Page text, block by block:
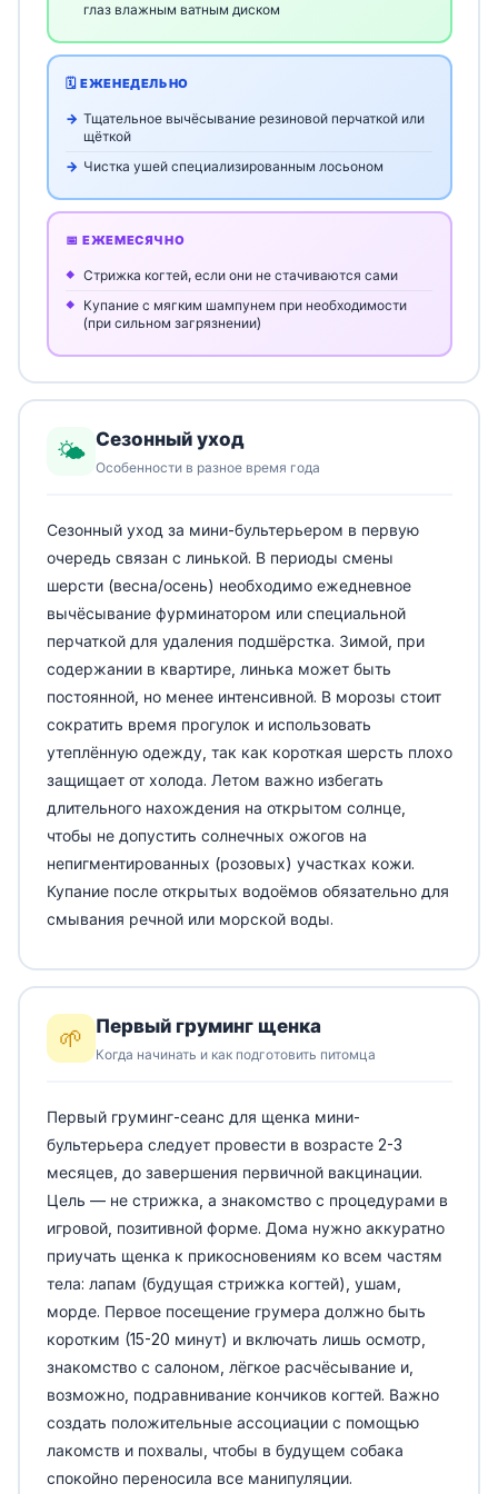
глаз влажным ватным диском
🗓️ ЕЖЕНЕДЕЛЬНО
Тщательное вычёсывание резиновой перчаткой или
щёткой
Чистка ушей специализированным лосьоном
📅 ЕЖЕМЕСЯЧНО
Стрижка когтей, если они не стачиваются сами
Купание с мягким шампунем при необходимости
(при сильном загрязнении)
🌤️ Сезонный уход
Особенности в разное время года
Сезонный уход за мини-бультерьером в первую
очередь связан с линькой. В периоды смены
шерсти (весна/осень) необходимо ежедневное
вычёсывание фурминатором или специальной
перчаткой для удаления подшёрстка. Зимой, при
содержании в квартире, линька может быть
постоянной, но менее интенсивной. В морозы стоит
сократить время прогулок и использовать
утеплённую одежду, так как короткая шерсть плохо
защищает от холода. Летом важно избегать
длительного нахождения на открытом солнце,
чтобы не допустить солнечных ожогов на
непигментированных (розовых) участках кожи.
Купание после открытых водоёмов обязательно для
смывания речной или морской воды.
🌱 Первый груминг щенка
Когда начинать и как подготовить питомца
Первый груминг-сеанс для щенка мини-
бультерьера следует провести в возрасте 2-3
месяцев, до завершения первичной вакцинации.
Цель — не стрижка, а знакомство с процедурами в
игровой, позитивной форме. Дома нужно аккуратно
приучать щенка к прикосновениям ко всем частям
тела: лапам (будущая стрижка когтей), ушам,
морде. Первое посещение грумера должно быть
коротким (15-20 минут) и включать лишь осмотр,
знакомство с салоном, лёгкое расчёсывание и,
возможно, подравнивание кончиков когтей. Важно
создать положительные ассоциации с помощью
лакомств и похвалы, чтобы в будущем собака
спокойно переносила все манипуляции.